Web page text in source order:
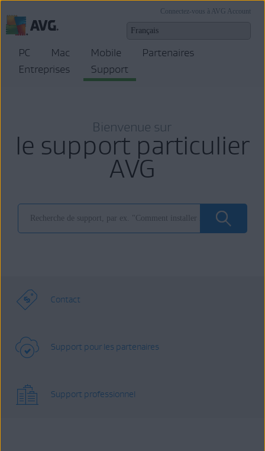
Connectez-vous à AVG Account
PC Mac Mobile
Partenaires
Entreprises
Support
Bienvenue sur
le support particulier
AVG
Contact
Support pour les partenaires
Support professionnel